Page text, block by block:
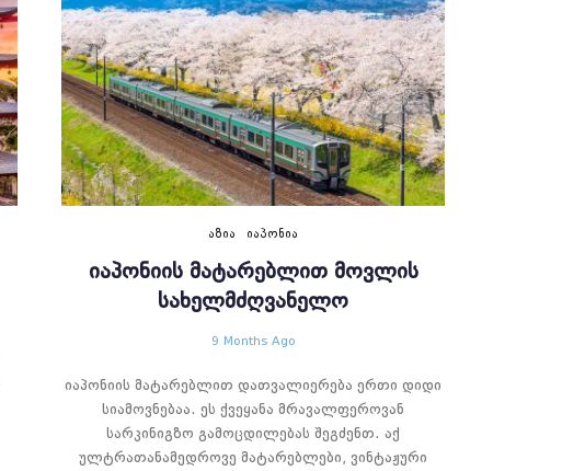
ᲐᲖᲘᲐ ᲘᲐᲞᲝᲜᲘᲐ
ᲘᲐᲞᲝᲜᲘᲘᲡ ᲛᲐᲢᲐᲠᲔᲑᲚᲘᲗ ᲛᲝᲕᲚᲘᲡ
ᲡᲐᲮᲔᲚᲛᲫᲦᲕᲐᲜᲔᲚᲝ
9 Months Ago
იაპონიის მატარებლით დათვალიერება ერთი დიდი
სიამოვნებაა. ეს ქვეყანა მრავალფეროვან
სარკინიგზო გამოცდილებას შეგძენთ. აქ
ულტრათანამედროვე მატარებლები, ვინტაჟური